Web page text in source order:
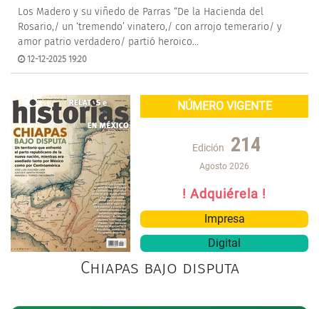
Los Madero y su viñedo de Parras “De la Hacienda del
Rosario,/ un ‘tremendo’ vinatero,/ con arrojo temerario/ y
amor patrio verdadero/ partió heroico...
12-12-2025 19:20
NÚMERO VIGENTE
Edición 214
Agosto 2026
! Adquiérela !
Impresa
Digital
Chiapas bajo disputa